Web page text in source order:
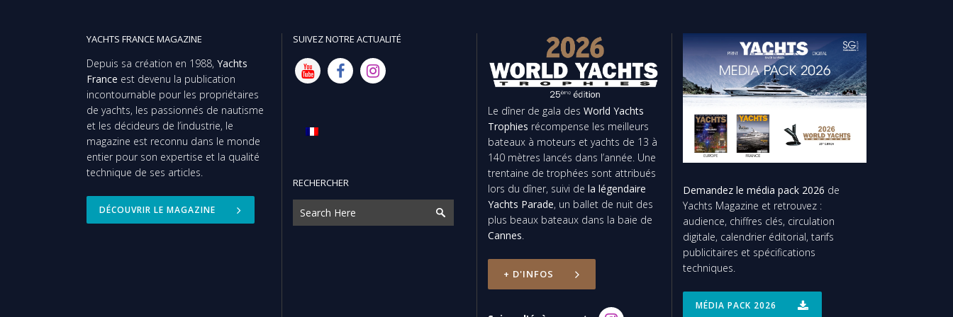
YACHTS FRANCE MAGAZINE
Depuis sa création en 1988, Yachts
France est devenu la publication
incontournable pour les propriétaires
de yachts, les passionnés de nautisme
et les décideurs de l’industrie, le
magazine est reconnu dans le monde
entier pour son expertise et la qualité
technique de ses articles.
DÉCOUVRIR LE MAGAZINE
SUIVEZ NOTRE ACTUALITÉ
RECHERCHER
Le dîner de gala des World Yachts
Trophies récompense les meilleurs
bateaux à moteurs et yachts de 13 à
140 mètres lancés dans l’année. Une
trentaine de trophées sont attribués
lors du dîner, suivi de la légendaire
Yachts Parade, un ballet de nuit des
plus beaux bateaux dans la baie de
Cannes.
+ D'INFOS
Demandez le média pack 2026 de
Yachts Magazine et retrouvez :
audience, chiffres clés, circulation
digitale, calendrier éditorial, tarifs
publicitaires et spécifications
techniques.
MÉDIA PACK 2026